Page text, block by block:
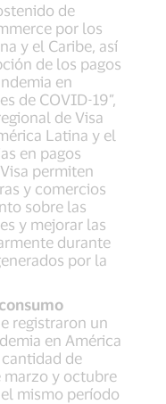
de
por los
y el Caribe, así
de los pagos
en
de COVID-19”,
de Visa
Latina y el
en pagos
permiten
y comercios
sobre las
y mejorar las
durante
por la
registraron un
en América
cantidad de
marzo y octubre
mismo período